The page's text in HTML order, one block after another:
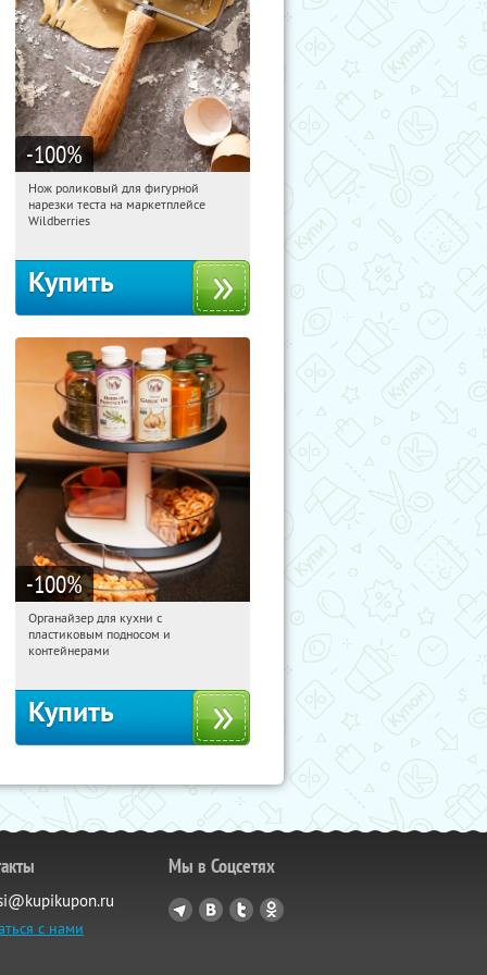
-100%
07:21:37 Получили:
Россия
Нож роликовый для фигурной
нарезки теста на маркетплейсе
Wildberries
Купить
-100%
07:21:37 Получили:
Россия
Органайзер для кухни с
пластиковым подносом и
контейнерами
Купить
с нами
Мы в Соцсетях